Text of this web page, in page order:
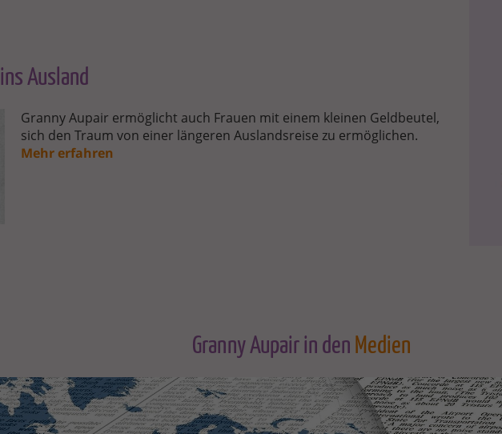
ins Ausland
Granny Aupair ermöglicht auch Frauen mit einem kleinen Geldbeutel,
sich den Traum von einer längeren Auslandsreise zu ermöglichen.
Mehr erfahren
Granny Aupair in den Medien